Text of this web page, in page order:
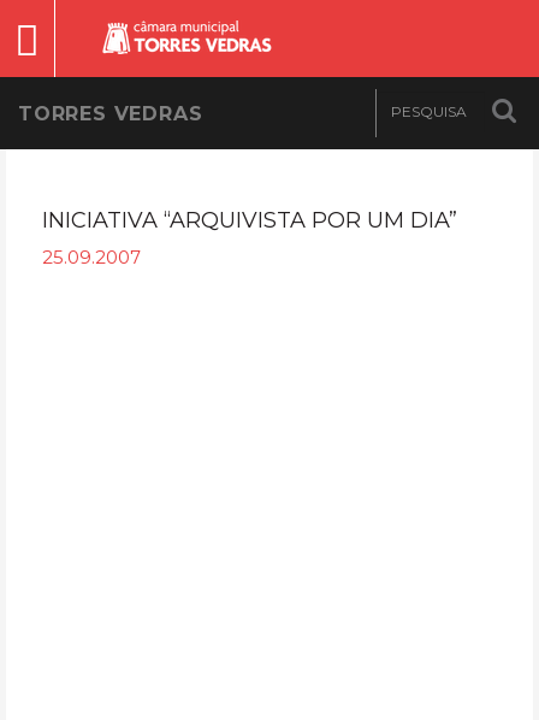
TORRES VEDRAS
INICIATIVA “ARQUIVISTA POR UM DIA”
25.09.2007